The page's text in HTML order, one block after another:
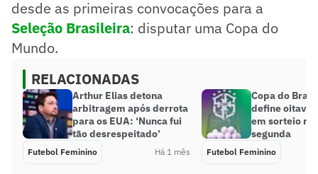
desde as primeiras convocações para a
Seleção Brasileira: disputar uma Copa do
Mundo.
RELACIONADAS
Arthur Elias detona
arbitragem após derrota
para os EUA: ‘Nunca fui
tão desrespeitado’
Futebol Feminino Há 1 mês
Copa do
define
em sorteio
segunda
Futebol Feminino